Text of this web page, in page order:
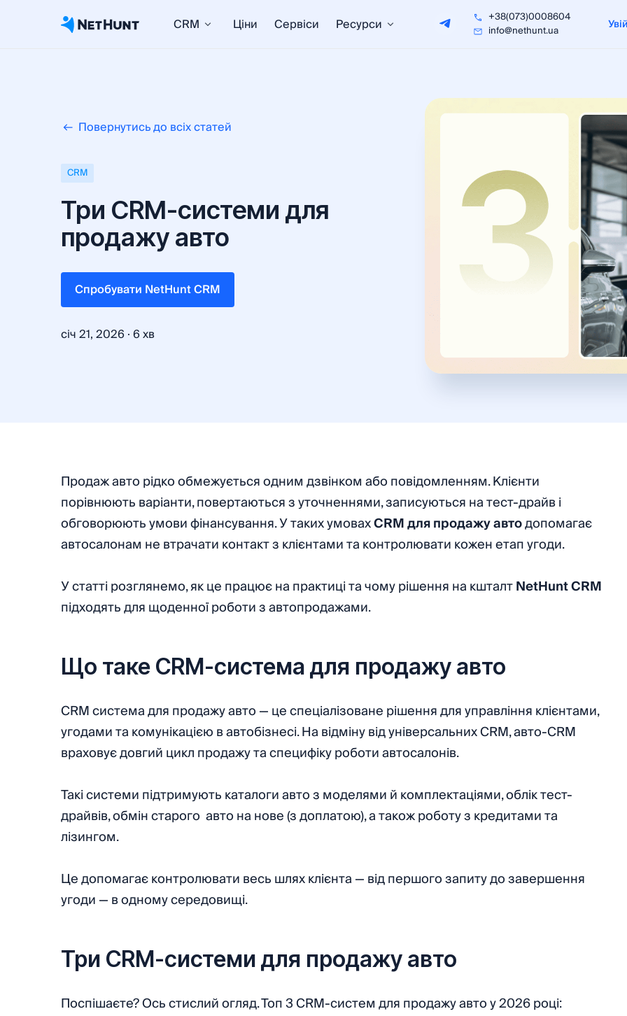
CRM Ціни Сервіси Ресурси
+38(073)0008604
info@nethunt.ua
Повернутись до всіх статей
CRM
Три СRM-системи для
продажу авто
Cпробувати NetHunt CRM
січ 21, 2026 ·6 хв
Продаж авто рідко обмежується одним дзвінком або повідомленням. Клієнти
порівнюють варіанти, повертаються з уточненнями, записуються на тест-драйв і
обговорюють умови фінансування. У таких умовахCRM для продажу автодопомагає
автосалонам не втрачати контакт з клієнтами та контролювати кожен етап угоди.
У статті розглянемо, як це працює на практиці та чому рішення на кшталтNetHunt CRM
підходять для щоденної роботи з автопродажами.
Що таке CRM-система для продажу авто
CRM система для продажу авто — це спеціалізоване рішення для управління клієнтами,
угодами та комунікацією в автобізнесі. На відміну від універсальних CRM, авто-CRM
враховує довгий цикл продажу та специфіку роботи автосалонів.
Такі системи підтримують каталоги авто з моделями й комплектаціями, облік тест-
драйвів, обмін старого авто на нове (з доплатою), а також роботу з кредитами та
лізингом.
Це допомагає контролювати весь шлях клієнта — від першого запиту до завершення
угоди — в одному середовищі.
Три CRM-системи для продажу авто
Поспішаєте? Ось стислий огляд. Топ 3 CRM-систем для продажу авто у 2026 році: